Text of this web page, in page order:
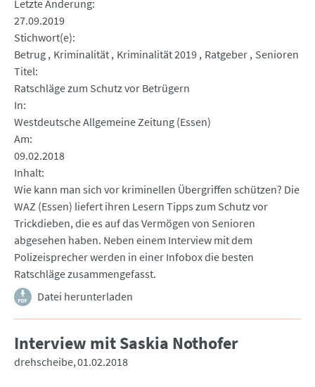
Letzte Änderung
27.09.2019
Stichwort(e)
Betrug Kriminalität Kriminalität 2019 Ratgeber Senioren
Titel
Ratschläge zum Schutz vor Betrügern
In
Westdeutsche Allgemeine Zeitung (Essen)
Am
09.02.2018
Inhalt
Wie kann man sich vor kriminellen Übergriffen schützen? Die
WAZ (Essen) liefert ihren Lesern Tipps zum Schutz vor
Trickdieben, die es auf das Vermögen von Senioren
abgesehen haben. Neben einem Interview mit dem
Polizeisprecher werden in einer Infobox die besten
Ratschläge zusammengefasst.
Datei herunterladen
Interview mit Saskia Nothofer
drehscheibe 01.02.2018